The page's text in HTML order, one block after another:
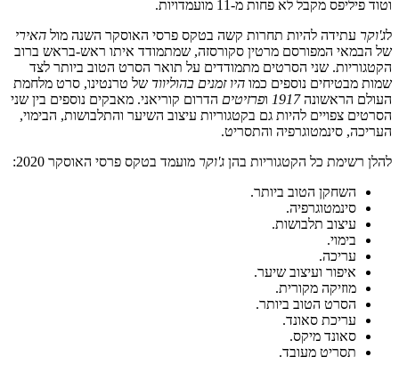
וטוד פיליפס מקבל לא פחות מ-11 מועמדויות.
לג'וקר עתידה להיות תחרות קשה בטקס פרסי האוסקר השנה מול האירי
של הבמאי המפורסם מרטין סקורסזה, שמתמודד איתו ראש-בראש ברוב
הקטגוריות. שני הסרטים מתמודדים על תואר הסרט הטוב ביותר לצד
שמות מבטיחים נוספים כמו היו זמנים בהוליווד של טרנטינו, סרט מלחמת
העולם הראשונה1917 ופרזיטים הדרום קוריאני. מאבקים נוספים בין שני
הסרטים צפויים להיות גם בקטגוריות עיצוב השיער והתלבושות, הבימוי,
העריכה, סינמטוגרפיה והתסריט.
להלן רשימת כל הקטגוריות בהן ג'וקר מועמד בטקס פרסי האוסקר 2020:
השחקן הטוב ביותר.
סינמטוגרפיה.
עיצוב תלבושות.
בימוי.
עריכה.
איפור ועיצוב שיער.
מוזיקה מקורית.
הסרט הטוב ביותר.
עריכת סאונד.
סאונד מיקס.
תסריט מעובד.